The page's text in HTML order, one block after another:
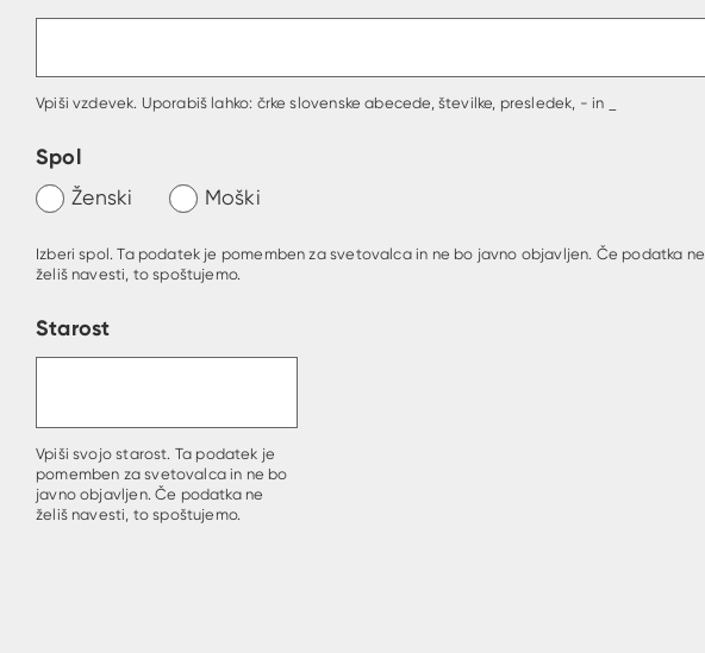
Vpiši vzdevek. Uporabiš lahko: črke slovenske abecede, številke, presledek, - in _
Spol
Ženski Moški
Izberi spol. Ta podatek je pomemben za svetovalca in ne bo javno objavljen. Če podatka ne
želiš navesti, to spoštujemo.
Starost
Vpiši svojo starost. Ta podatek je
pomemben za svetovalca in ne bo
javno objavljen. Če podatka ne
želiš navesti, to spoštujemo.